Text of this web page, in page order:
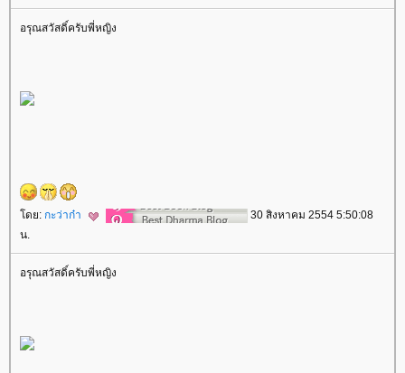
อรุณสวัสดิ์ครับพี่หญิง
ดย: กะว่าก๋า
30 สิงหาคม 2554 5:50:08
น.
อรุณสวัสดิ์ครับพี่หญิง